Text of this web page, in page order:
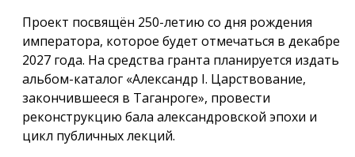
Проект посвящён 250-летию со дня рождения
императора, которое будет отмечаться в декабре
2027 года. На средства гранта планируется издать
альбом-каталог «Александр I. Царствование,
закончившееся в Таганроге», провести
реконструкцию бала александровской эпохи и
цикл публичных лекций.